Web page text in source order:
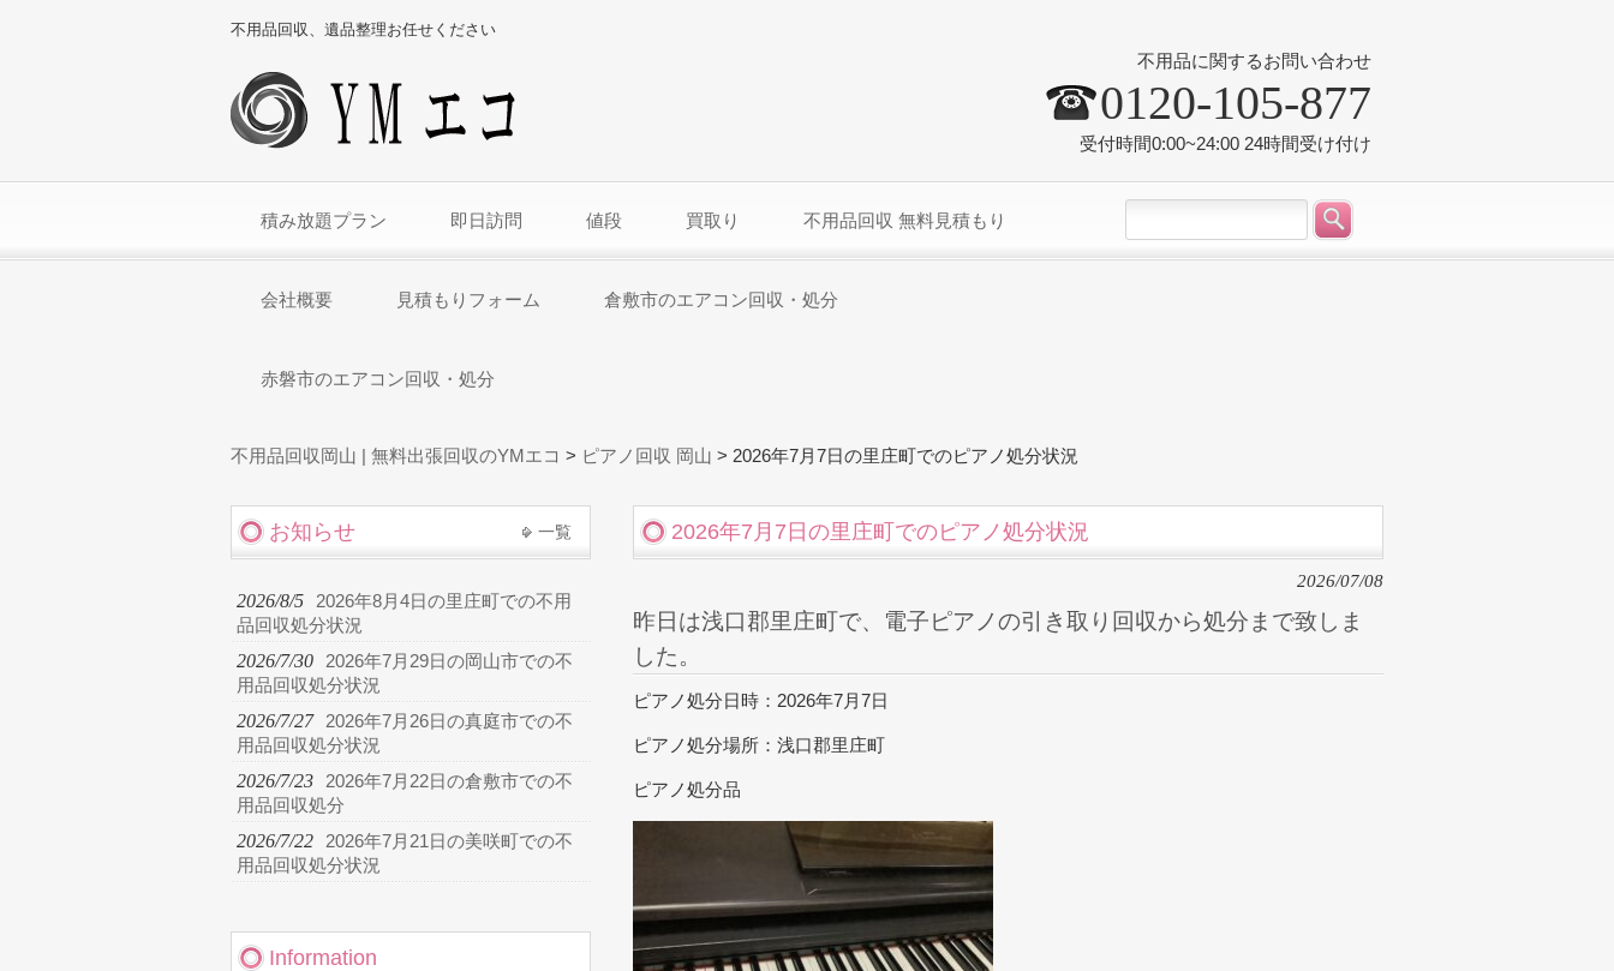
不用品回収、遺品整理お任せください
不用品に関するお問い合わせ
0120-105-877
受付時間0:00~24:00 24時間受け付け
積み放題プラン 即日訪問 値段 買取り 不用品回収 無料見積もり
会社概要 見積もりフォーム 倉敷市のエアコン回収・処分
赤磐市のエアコン回収・処分
不用品回収岡山 | 無料出張回収のYMエコ > ピアノ回収 岡山 > 2026年7月7日の里庄町でのピアノ処分状況
2026年7月7日の里庄町でのピアノ処分状況
2026/07/08
昨日は浅口郡里庄町で、電子ピアノの引き取り回収から処分まで致しま
した。
ピアノ処分日時：2026年7月7日
ピアノ処分場所：浅口郡里庄町
ピアノ処分品
お知らせ 一覧
2026/8/5
2026年8月4日の里庄町での不用
品回収処分状況
2026/7/30
2026年7月29日の岡山市での不
用品回収処分状況
2026/7/27
2026年7月26日の真庭市での不
用品回収処分状況
2026/7/23
2026年7月22日の倉敷市での不
用品回収処分
2026/7/22
2026年7月21日の美咲町での不
用品回収処分状況
Information